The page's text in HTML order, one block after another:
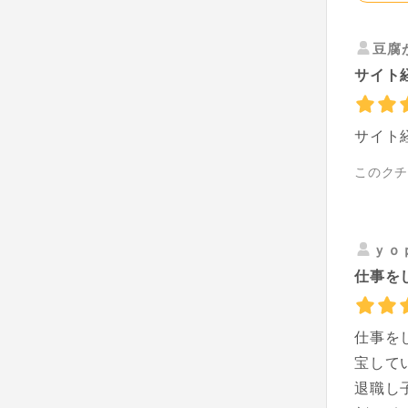
豆腐
サイト
サイト
このク
ｙｏ
仕事を
仕事を
宝して
退職し